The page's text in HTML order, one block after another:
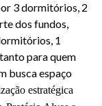
3 dormitórios, 2
dos fundos,
1
para quem
busca espaço
estratégica